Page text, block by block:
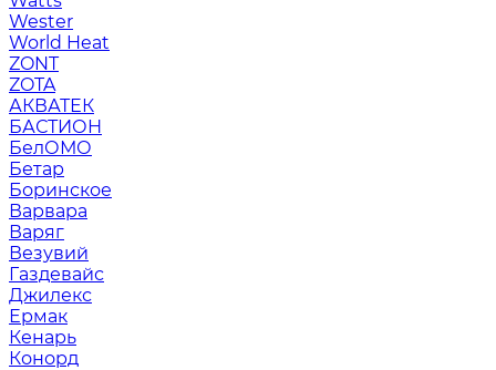
Wester
World Heat
ZONT
ZOTA
АКВАТЕК
БАСТИОН
БелОМО
Бетар
Боринское
Варвара
Варяг
Везувий
Газдевайс
Джилекс
Ермак
Кенарь
Конорд